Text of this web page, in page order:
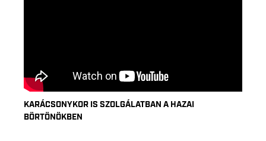
KARÁCSONYKOR IS SZOLGÁLATBAN A HAZAI
BÖRTÖNÖKBEN